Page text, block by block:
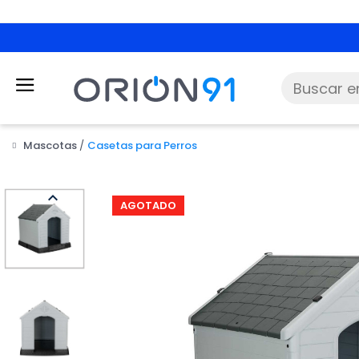
Mascotas Casetas para Perros
AGOTADO
